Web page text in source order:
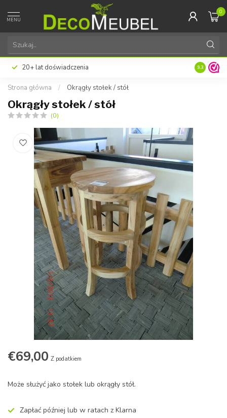
MENU
0
20+ lat doświadczenia 9.3
Strona główna / Okrągły stołek / stół
Okrągły stołek / stół
(0)
€69,00 Z podatkiem
Może służyć jako stołek lub okrągły stół.
Zapłać później lub w ratach z Klarna